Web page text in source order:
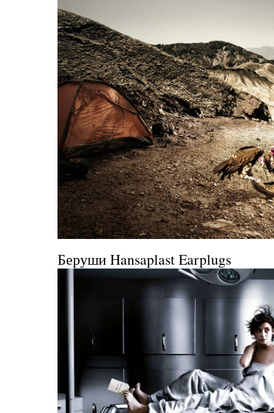
Беруши Hansaplast Earplugs